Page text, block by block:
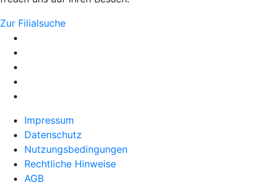
Zur Filialsuche
Impressum
Datenschutz
Nutzungsbedingungen
Rechtliche Hinweise
AGB